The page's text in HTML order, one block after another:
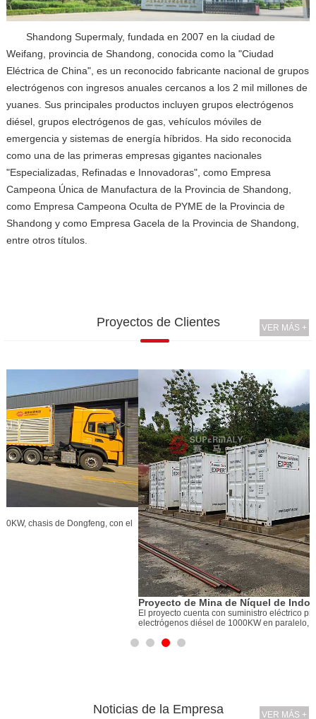
Shandong Supermaly, fundada en 2007 en la ciudad de
Weifang, provincia de Shandong, conocida como la "Ciudad
Eléctrica de China", es un reconocido fabricante nacional de grupos
electrógenos con ingresos anuales cercanos a los 2 mil millones de
yuanes. Sus principales productos incluyen grupos electrógenos
diésel, grupos electrógenos de gas, vehículos móviles de
emergencia y sistemas de energía híbridos. Ha sido reconocida
como una de las primeras empresas gigantes nacionales
"Especializadas, Refinadas e Innovadoras", como Empresa
Campeona Única de Manufactura de la Provincia de Shandong,
como Empresa Campeona Oculta de PYME de la Provincia de
Shandong y como Empresa Gacela de la Provincia de Shandong,
entre otros títulos.
Proyectos de Clientes VER MÁS +
Proyecto de Mina de Níquel de Indonesia
El proyecto cuenta con suministro eléctrico prime a las 24 horas.Cuatro grupos
electrógenos diésel de 1000KW en paralelo, potencia total es 4MW
Noticias de la Empresa VER MÁS +